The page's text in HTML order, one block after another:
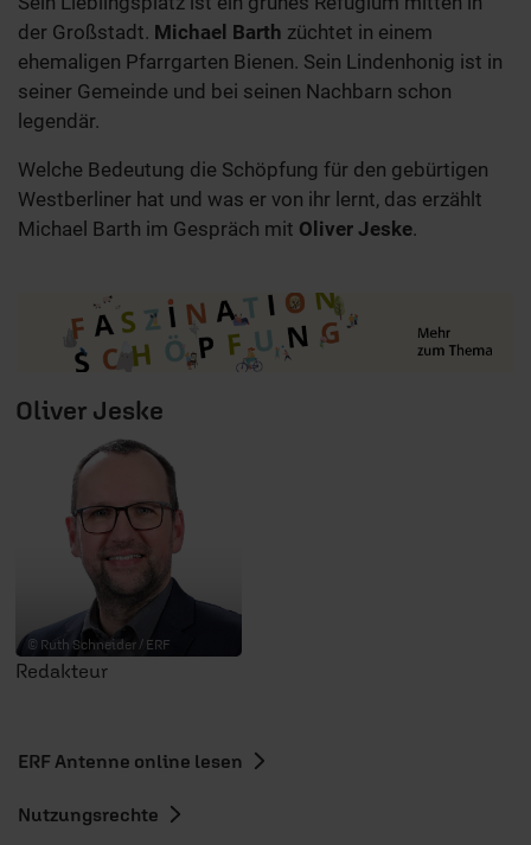
der Großstadt. Michael Barth züchtet in einem
ehemaligen Pfarrgarten Bienen. Sein Lindenhonig ist in
seiner Gemeinde und bei seinen Nachbarn schon
legendär.
Welche Bedeutung die Schöpfung für den gebürtigen
Westberliner hat und was er von ihr lernt, das erzählt
Michael Barth im Gespräch mit Oliver Jeske.
Oliver Jeske
© Ruth Schneider / ERF
Redakteur
ERF Antenne online lesen
Nutzungsrechte